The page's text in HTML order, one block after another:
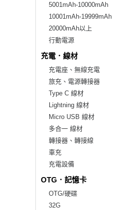
5001mAh-10000mAh
10001mAh-19999mAh
20000mAh以上
行動電源
充電．線材
充電座、無線充電
旅充、電源轉接器
Type C 線材
Lightning 線材
Micro USB 線材
多合一 線材
轉接器、轉接線
車充
充電設備
OTG．記憶卡
OTG/硬碟
32G